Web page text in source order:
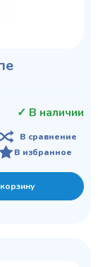
✓ В наличии
В сравнение
В избранное